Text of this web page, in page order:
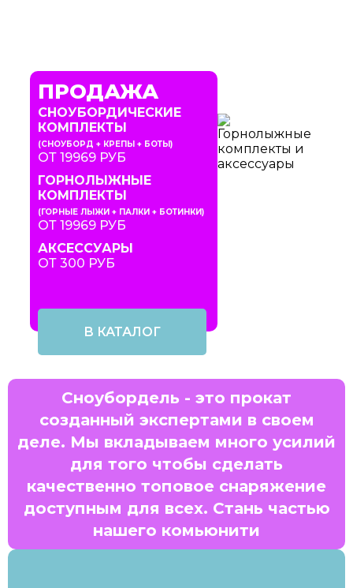
ПРОДАЖА
СНОУБОРДИЧЕСКИЕ
КОМПЛЕКТЫ
(СНОУБОРД + КРЕПЫ + БОТЫ)
ОТ 19969 РУБ
ГОРНОЛЫЖНЫЕ
КОМПЛЕКТЫ
(ГОРНЫЕ ЛЫЖИ + ПАЛКИ + БОТИНКИ)
ОТ 19969 РУБ
АКСЕССУАРЫ
ОТ 300 РУБ
В КАТАЛОГ
Сноубордель - это прокат
созданный экспертами в своем
деле. Мы вкладываем много усилий
для того чтобы сделать
качественно топовое снаряжение
доступным для всех. Стань частью
нашего комьюнити